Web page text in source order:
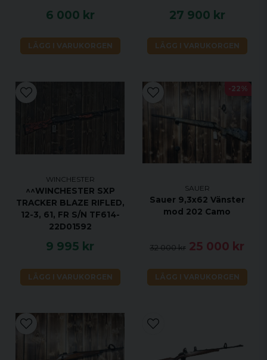
6 000 kr
LÄGG I VARUKORGEN
27 900 kr
LÄGG I VARUKORGEN
WINCHESTER
^^WINCHESTER SXP
TRACKER BLAZE RIFLED,
12-3, 61, FR S/N TF614-
22D01592
9 995 kr
LÄGG I VARUKORGEN
SAUER
Sauer 9,3x62 Vänster
mod 202 Camo
32 000 kr 25 000 kr
LÄGG I VARUKORGEN
-22%